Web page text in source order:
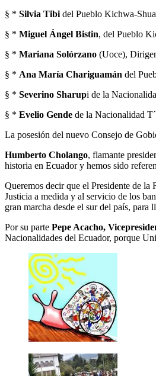
§ * Silvia Tibi del Pueblo Kichwa-
§ * Miguel Ángel Bistin, del Pueblo
§ * Mariana Solórzano (Uoce),
§ * Ana María Chariguamán del
§ * Severino Sharupi de la
§ * Evelio Gende de la Nacionalidad
La posesión del nuevo Consejo de
Humberto Cholango, flamante
historia en Ecuador y hemos sido
Queremos decir que el Presidente de
Justicia a medida y al servicio de los
gran marcha desde el sur del país,
Por su parte Pepe Acacho,
Nacionalidades del Ecuador, porque